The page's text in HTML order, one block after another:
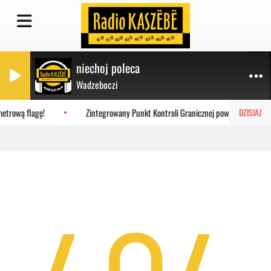
niechoj poleca
Wadzeboczi
DZISIAJ
flagę! Zintegrowany Punkt Kontroli Granicznej powstanie w